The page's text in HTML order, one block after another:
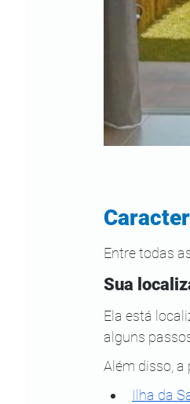
Entre todas
Sua
Ela está
alguns
Além disso,
Ilha da